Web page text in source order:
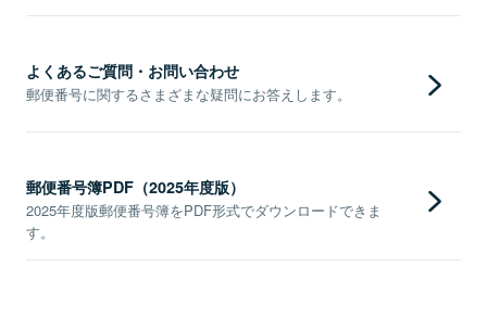
よくあるご質問・お問い合わせ
郵便番号に関するさまざまな疑問にお答えします。
郵便番号簿PDF（2025年度版）
2025年度版郵便番号簿をPDF形式でダウンロードできま
す。